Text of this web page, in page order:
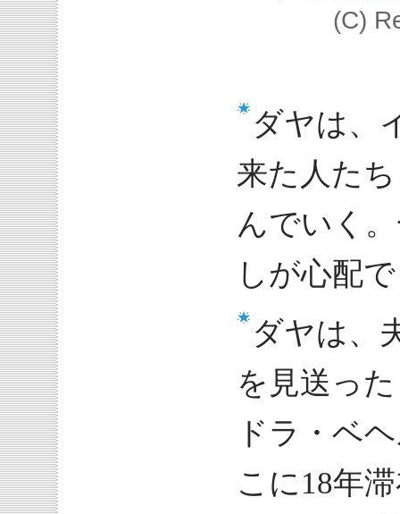
(C)
ダヤは、
来た人た
んでいく
しが心配
ダヤは、
を見送っ
ドラ・ベ
こに18年